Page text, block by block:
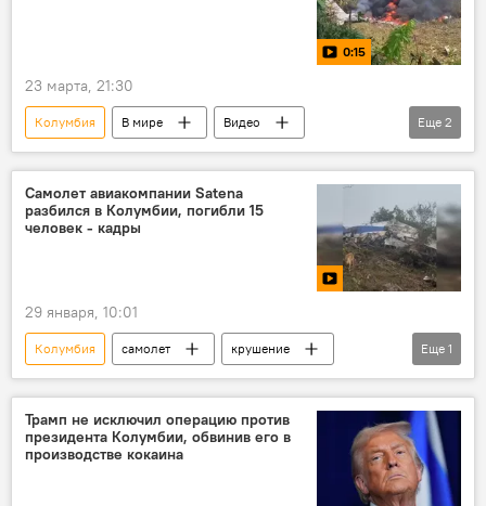
0:15
23 марта, 21:30
Колумбия В мире
Видео
самолет
крушение
Еще 2
Самолет авиакомпании Satena
разбился в Колумбии, погибли 15
человек - кадры
29 января, 10:01
Колумбия самолет
крушение
Видео
Еще 1
Трамп не исключил операцию против
президента Колумбии, обвинив его в
производстве кокаина